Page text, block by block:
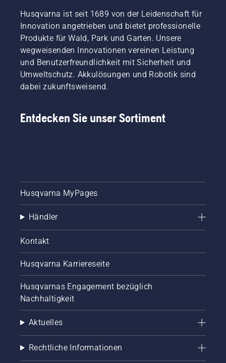
Husqvarna ist seit 1689 von der Leidenschaft für
Innovation angetrieben und bietet professionelle
Produkte für Wald, Park und Garten. Unsere
wegweisenden Innovationen vereinen Leistung
und Benutzerfreundlichkeit mit Sicherheit und
Umweltschutz. Akkulösungen und Robotik sind
dabei zukunftsweisend.
Entdecken Sie unser Sortiment
Husqvarna MyPages
Händler
Kontakt
Husqvarna Karriereseite
Husqvarnas Engagement bezüglich
Nachhaltigkeit
Aktuelles
Rechtliche Informationen